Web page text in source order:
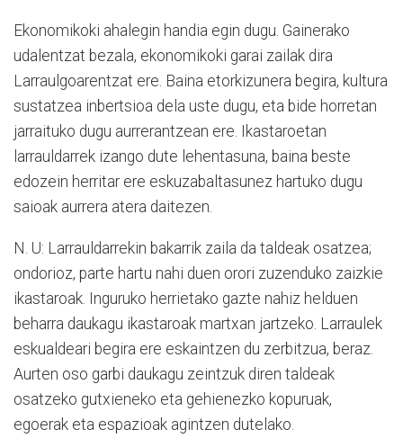
Ekonomikoki ahalegin handia egin dugu. Gainerako
udalentzat bezala, ekonomikoki garai zailak dira
Larraulgoarentzat ere. Baina etorkizunera begira, kultura
sustatzea inbertsioa dela uste dugu, eta bide horretan
jarraituko dugu aurrerantzean ere. Ikastaroetan
larrauldarrek izango dute lehentasuna, baina beste
edozein herritar ere eskuzabaltasunez hartuko dugu
saioak aurrera atera daitezen.
N. U: Larrauldarrekin bakarrik zaila da taldeak osatzea;
ondorioz, parte hartu nahi duen orori zuzenduko zaizkie
ikastaroak. Inguruko herrietako gazte nahiz helduen
beharra daukagu ikastaroak martxan jartzeko. Larraulek
eskualdeari begira ere eskaintzen du zerbitzua, beraz.
Aurten oso garbi daukagu zeintzuk diren taldeak
osatzeko gutxieneko eta gehienezko kopuruak,
egoerak eta espazioak agintzen dutelako.